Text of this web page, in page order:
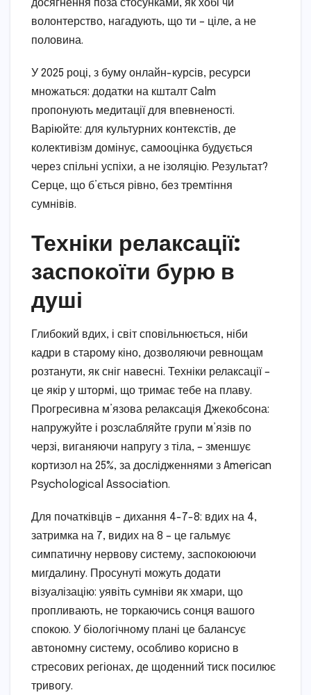
досягнення поза стосунками, як хобі чи
волонтерство, нагадують, що ти – ціле, а не
половина.
У 2025 році, з буму онлайн-курсів, ресурси
множаться: додатки на кшталт Calm
пропонують медитації для впевненості.
Варіюйте: для культурних контекстів, де
колективізм домінує, самооцінка будується
через спільні успіхи, а не ізоляцію. Результат?
Серце, що б’ється рівно, без тремтіння
сумнівів.
Техніки релаксації:
заспокоїти бурю в
душі
Глибокий вдих, і світ сповільнюється, ніби
кадри в старому кіно, дозволяючи ревнощам
розтанути, як сніг навесні. Техніки релаксації –
це якір у штормі, що тримає тебе на плаву.
Прогресивна м’язова релаксація Джекобсона:
напружуйте і розслабляйте групи м’язів по
черзі, виганяючи напругу з тіла, – зменшує
кортизол на 25%, за дослідженнями з American
Psychological Association.
Для початківців – дихання 4-7-8: вдих на 4,
затримка на 7, видих на 8 – це гальмує
симпатичну нервову систему, заспокоюючи
мигдалину. Просунуті можуть додати
візуалізацію: уявіть сумніви як хмари, що
пропливають, не торкаючись сонця вашого
спокою. У біологічному плані це балансує
автономну систему, особливо корисно в
стресових регіонах, де щоденний тиск посилює
тривогу.